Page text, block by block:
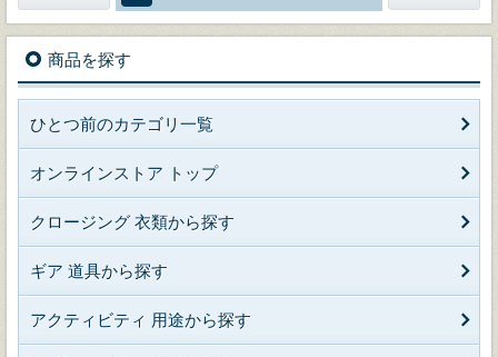
商品を探す
ひとつ前のカテゴリ一覧
オンラインストア トップ
クロージング 衣類から探す
ギア 道具から探す
アクティビティ 用途から探す